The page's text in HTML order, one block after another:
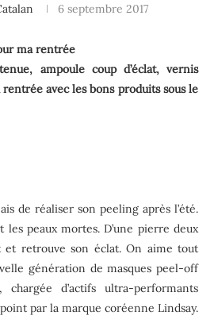
6 septembre 2017
ma rentrée
ampoule coup d’éclat, vernis
avec les bons produits sous le
de réaliser son peeling après l’été.
les peaux mortes. D’une pierre deux
et retrouve son éclat. On aime tout
génération de masques peel-off
d’actifs ultra-performants
par la marque coréenne Lindsay.